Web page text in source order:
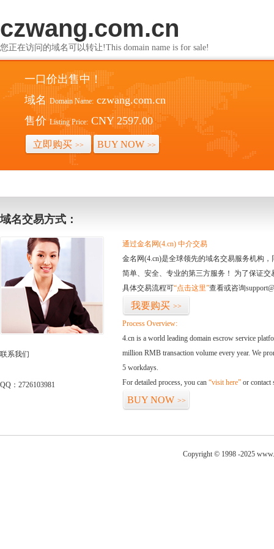
czwang.com.cn
您正在访问的域名可以转让!This domain name is for sale!
一口价出售中！
域名 Domain Name: czwang.com.cn
售价 Listing Price: CNY 2597.00
立即购买 >> BUY NOW >>
域名交易方式：
联系我们
QQ：2726103981
通过金名网(4.cn) 中介交易
金名网(4.cn)是全球领先的域名交易服务机构
简单、安全、专业的第三方服务！ 为了保证
具体交易流程可“点击这里”查看或咨询
我要购买 >>
Process Overview:
4.cn is a world leading domain escrow service
million RMB transaction volume every year. We
5 workdays.
For detailed process, you can “visit here” or contact
BUY NOW >>
Copyright © 1998 -2025